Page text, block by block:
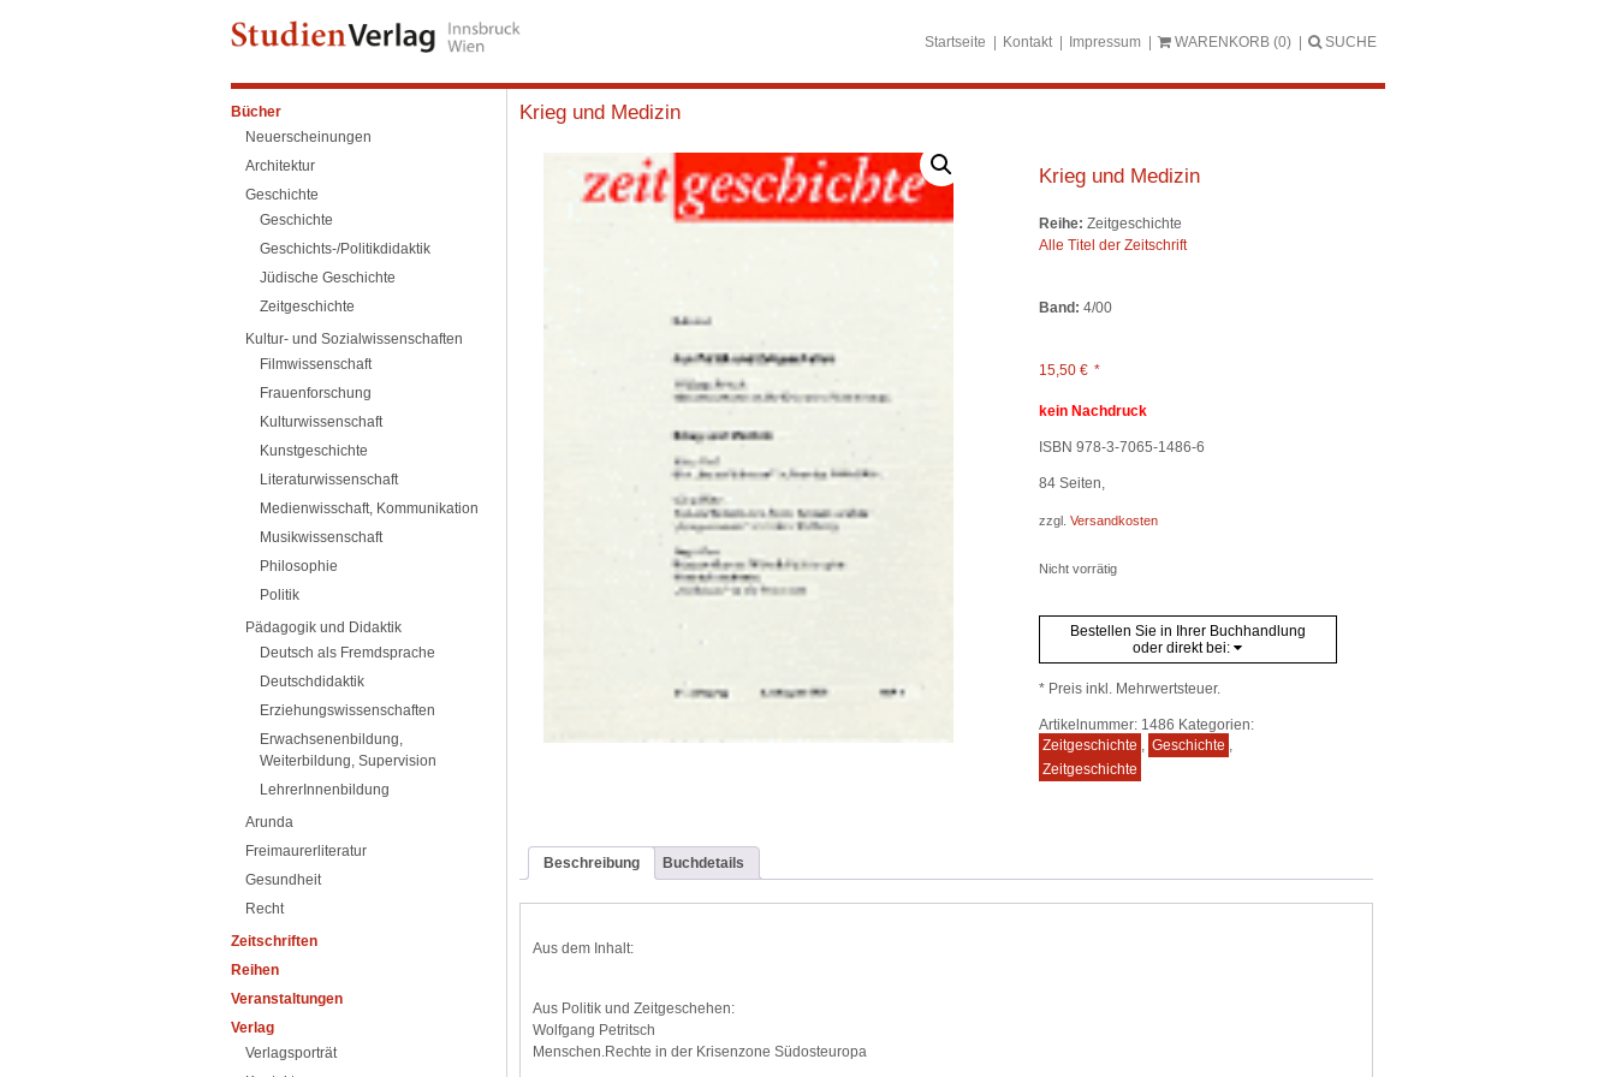
Startseite Kontakt Impressum WARENKORB (0) SUCHE
Bücher
Neuerscheinungen
Architektur
Geschichte
Geschichte
Geschichts-/Politikdidaktik
Jüdische Geschichte
Zeitgeschichte
Kultur- und Sozialwissenschaften
Filmwissenschaft
Frauenforschung
Kulturwissenschaft
Kunstgeschichte
Literaturwissenschaft
Medienwisschaft, Kommunikation
Musikwissenschaft
Philosophie
Politik
Pädagogik und Didaktik
Deutsch als Fremdsprache
Deutschdidaktik
Erziehungswissenschaften
Erwachsenenbildung,
Weiterbildung, Supervision
LehrerInnenbildung
Arunda
Freimaurerliteratur
Gesundheit
Recht
Zeitschriften
Reihen
Veranstaltungen
Verlag
Verlagsporträt
Krieg und Medizin
Krieg und Medizin
Reihe: Zeitgeschichte
Alle Titel der Zeitschrift
Band: 4/00
15,50 € *
kein Nachdruck
ISBN 978-3-7065-1486-6
84Seiten,
zzgl. Versandkosten
Nicht vorrätig
Bestellen Sie in Ihrer Buchhandlung
oder direkt bei:
* Preis inkl. Mehrwertsteuer.
Artikelnummer: 1486 Kategorien:
Zeitgeschichte
Geschichte
Zeitgeschichte
Beschreibung Buchdetails
Aus dem Inhalt:
Aus Politik und Zeitgeschehen:
Wolfgang Petritsch
Menschen.Rechte in der Krisenzone Südosteuropa